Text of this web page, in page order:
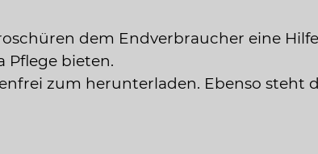
dem Endverbraucher eine
Pflege bieten.
zum herunterladen. Ebenso steht